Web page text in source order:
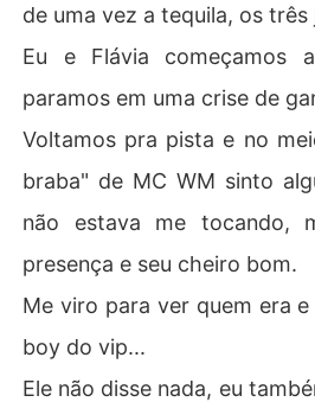
de uma vez a tequila, os três
Eu e Flávia começamos
paramos em uma crise de
Voltamos pra pista e no
braba" de MC WM sinto
não estava me tocando,
presença e seu cheiro bom.
Me viro para ver quem era
boy do vip...
Ele não disse nada, eu